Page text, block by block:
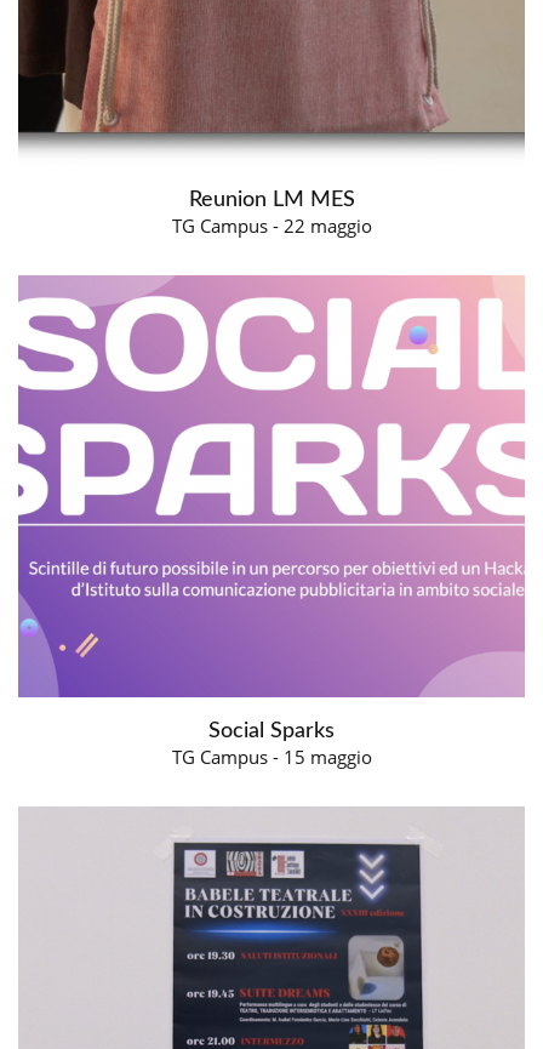
Reunion LM MES
TG Campus - 22 maggio
Social Sparks
TG Campus - 15 maggio